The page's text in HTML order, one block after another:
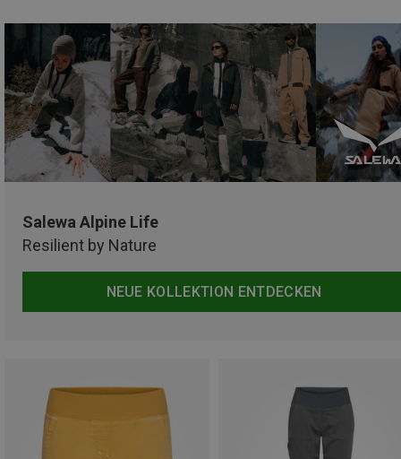
Salewa Alpine Life
Resilient by Nature
NEUE KOLLEKTION ENTDECKEN